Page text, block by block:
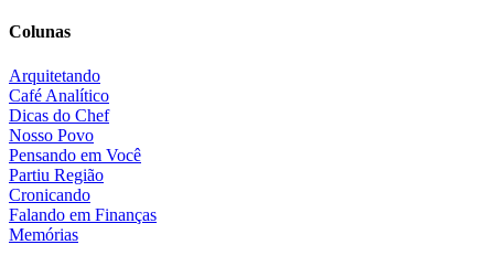
Colunas
Arquitetando
Café Analítico
Dicas do Chef
Nosso Povo
Pensando em Você
Partiu Região
Cronicando
Falando em Finanças
Memórias